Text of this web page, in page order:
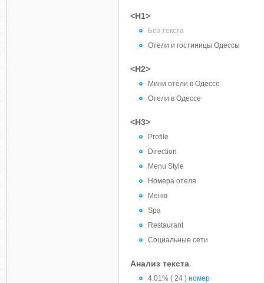
<H1>
Без текста
Отели и гостиницы Одессы
<H2>
Мини отели в Одессе
Отели в Одессе
<H3>
Profile
Direction
Menu Style
Номера отеля
Меню
Spa
Restaurant
Социальные сети
Анализ текста
4.01% ( 24 ) номер